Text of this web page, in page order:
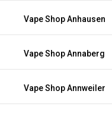
Vape Shop Anhausen
Vape Shop Annaberg
Vape Shop Annweiler